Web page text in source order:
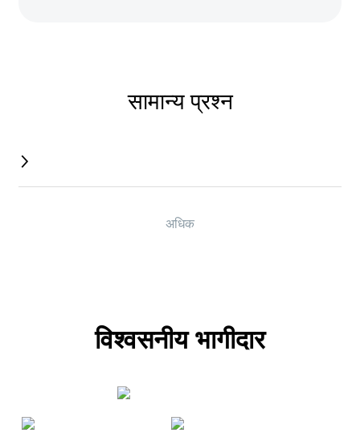
सामान्य प्रश्न
अधिक
विश्वसनीय भागीदार